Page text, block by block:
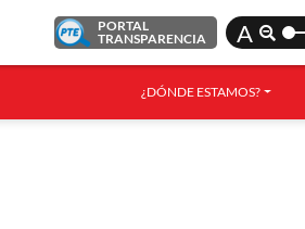
PORTAL
TRANSPARENCIA
A
¿DÓNDE ESTAMOS?